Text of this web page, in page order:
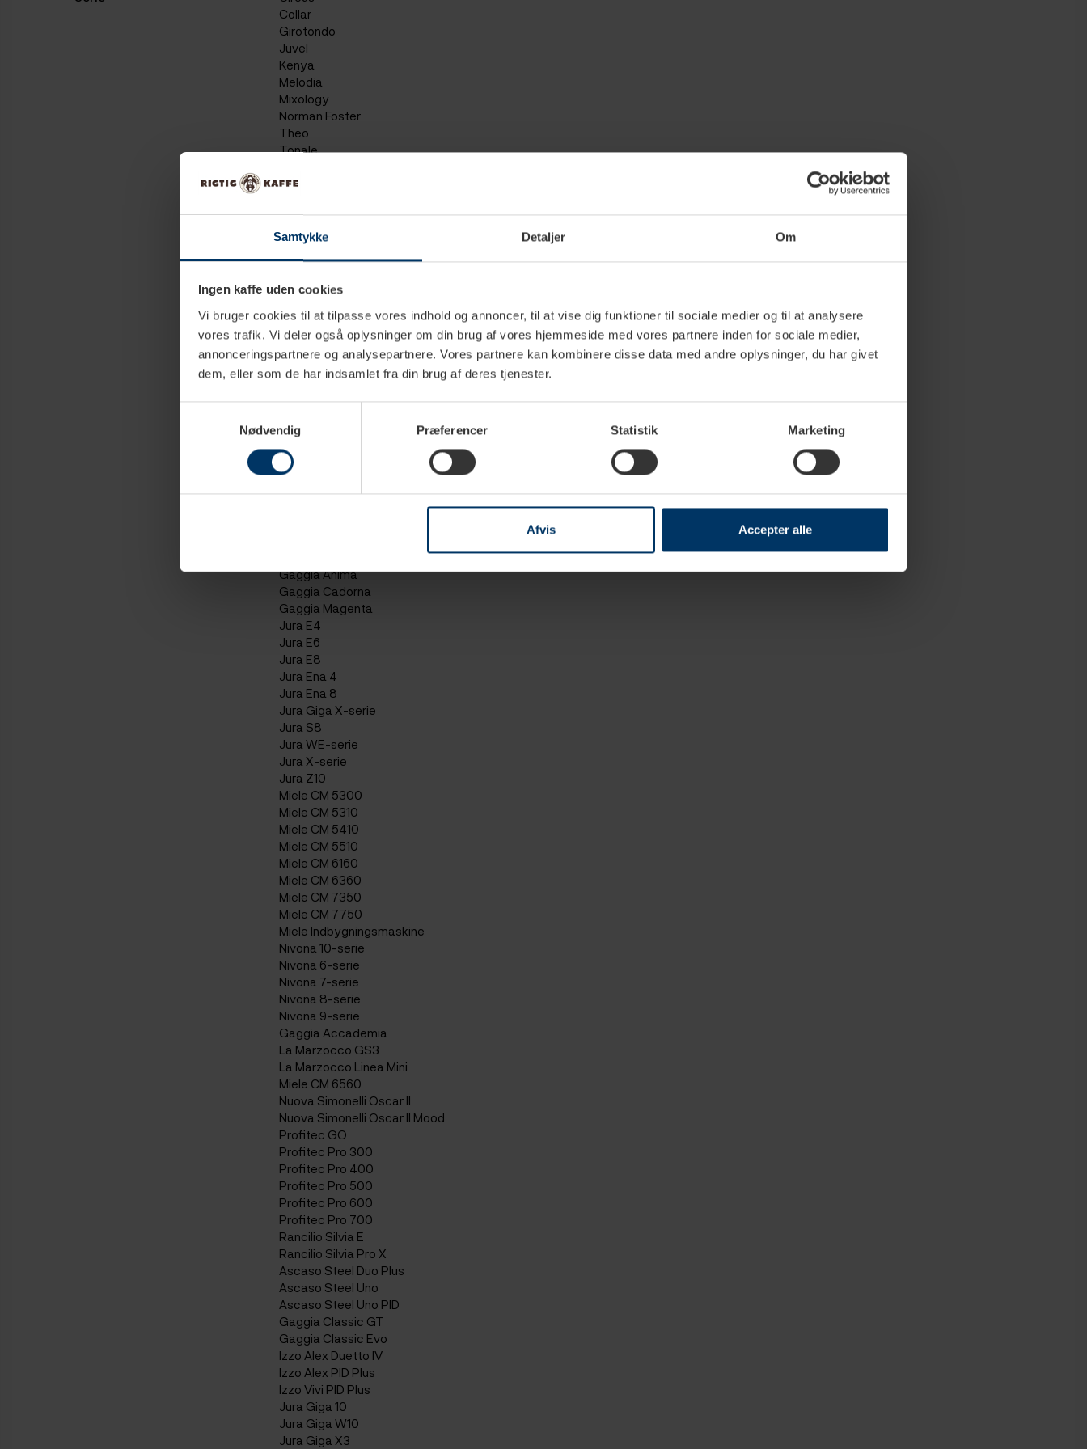
Samtykke Detaljer Om
Ingen kaffe uden cookies
Vi bruger cookies til at tilpasse vores indhold og annoncer, til at vise dig funktioner til sociale medier og til at analysere
vores trafik. Vi deler også oplysninger om din brug af vores hjemmeside med vores partnere inden for sociale medier,
annonceringspartnere og analysepartnere. Vores partnere kan kombinere disse data med andre oplysninger, du har givet
dem, eller som de har indsamlet fra din brug af deres tjenester.
Nødvendig
Præferencer Statistik Marketing
Afvis Accepter alle
Collar
Girotondo
Juvel
Kenya
Melodia
Mixology
Norman Foster
Theo
Tonale
Modula
Diamante
Siemens EQ300
Siemens EQ9
Groovy
Harvey
Ascaso i-Mini
Ascaso i-Steel
Ascaso Steel Duo PID
Foodie
Ascaso Baby T Plus
Ascaso Baby T Zero
Gaggia Anima
Gaggia Cadorna
Gaggia Magenta
Jura E4
Jura E6
Jura E8
Jura Ena 4
Jura Ena 8
Jura Giga X-serie
Jura S8
Jura WE-serie
Jura X-serie
Jura Z10
Miele CM 5300
Miele CM 5310
Miele CM 5410
Miele CM 5510
Miele CM 6160
Miele CM 6360
Miele CM 7350
Miele CM 7750
Miele Indbygningsmaskine
Nivona 10-serie
Nivona 6-serie
Nivona 7-serie
Nivona 8-serie
Nivona 9-serie
Gaggia Accademia
La Marzocco GS3
La Marzocco Linea Mini
Miele CM 6560
Nuova Simonelli Oscar II
Nuova Simonelli Oscar II Mood
Profitec GO
Profitec Pro 300
Profitec Pro 400
Profitec Pro 500
Profitec Pro 600
Profitec Pro 700
Rancilio Silvia E
Rancilio Silvia Pro X
Ascaso Steel Duo Plus
Ascaso Steel Uno
Ascaso Steel Uno PID
Gaggia Classic GT
Gaggia Classic Evo
Izzo Alex Duetto IV
Izzo Alex PID Plus
Izzo Vivi PID Plus
Jura Giga 10
Jura Giga W10
Jura Giga X3